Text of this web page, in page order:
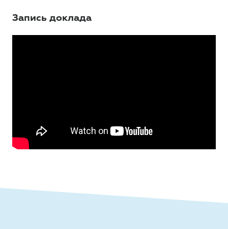
Запись доклада